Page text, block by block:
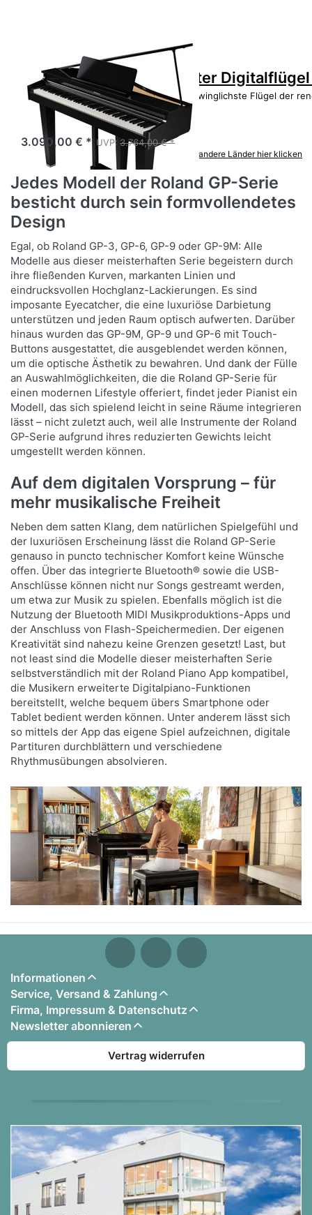
Zu diesem Produkt liegen noch keine Bewertungen
Roland GP-3 PE Kompakter
Das GP-3 ist der kompakteste und erschwinglichste Flügel der
Verfügbarkeit auf Anfrage
3.090,00 € * UVP: 3.764,00 € *
Preise inkl. MwSt., Versandkostenfrei (DE) - andere Länder hier klicken
Jedes Modell der Roland GP-Serie
besticht durch sein formvollendetes
Design
Egal, ob Roland GP-3, GP-6, GP-9 oder GP-9M: Alle
Modelle aus dieser meisterhaften Serie begeistern durch
ihre fließenden Kurven, markanten Linien und
eindrucksvollen Hochglanz-Lackierungen. Es sind
imposante Eyecatcher, die eine luxuriöse Darbietung
unterstützen und jeden Raum optisch aufwerten. Darüber
hinaus wurden das GP-9M, GP-9 und GP-6 mit Touch-
Buttons ausgestattet, die ausgeblendet werden können,
um die optische Ästhetik zu bewahren. Und dank der Fülle
an Auswahlmöglichkeiten, die die Roland GP-Serie für
einen modernen Lifestyle offeriert, findet jeder Pianist ein
Modell, das sich spielend leicht in seine Räume integrieren
lässt – nicht zuletzt auch, weil alle Instrumente der Roland
GP-Serie aufgrund ihres reduzierten Gewichts leicht
umgestellt werden können.
Auf dem digitalen Vorsprung – für
mehr musikalische Freiheit
Neben dem satten Klang, dem natürlichen Spielgefühl und
der luxuriösen Erscheinung lässt die Roland GP-Serie
genauso in puncto technischer Komfort keine Wünsche
offen. Über das integrierte Bluetooth® sowie die USB-
Anschlüsse können nicht nur Songs gestreamt werden,
um etwa zur Musik zu spielen. Ebenfalls möglich ist die
Nutzung der Bluetooth MIDI Musikproduktions-Apps und
der Anschluss von Flash-Speichermedien. Der eigenen
Kreativität sind nahezu keine Grenzen gesetzt! Last, but
not least sind die Modelle dieser meisterhaften Serie
selbstverständlich mit der Roland Piano App kompatibel,
die Musikern erweiterte Digitalpiano-Funktionen
bereitstellt, welche bequem übers Smartphone oder
Tablet bedient werden können. Unter anderem lässt sich
so mittels der App das eigene Spiel aufzeichnen, digitale
Partituren durchblättern und verschiedene
Rhythmusübungen absolvieren.
Informationen
Service, Versand & Zahlung
Firma, Impressum & Datenschutz
Newsletter abonnieren
Vertrag widerrufen